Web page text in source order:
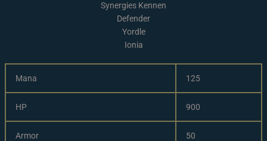
Synergies Kennen
Defender
Yordle
Ionia
Mana 125
HP 900
Armor 50